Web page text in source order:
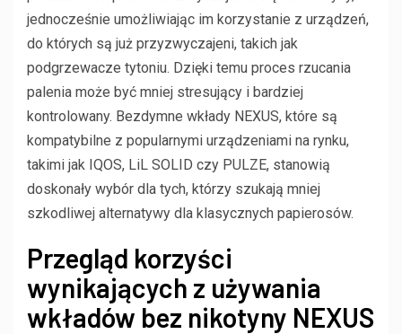
jednocześnie umożliwiając im korzystanie z urządzeń,
do których są już przyzwyczajeni, takich jak
podgrzewacze tytoniu. Dzięki temu proces rzucania
palenia może być mniej stresujący i bardziej
kontrolowany. Bezdymne wkłady NEXUS, które są
kompatybilne z popularnymi urządzeniami na rynku,
takimi jak IQOS, LiL SOLID czy PULZE, stanowią
doskonały wybór dla tych, którzy szukają mniej
szkodliwej alternatywy dla klasycznych papierosów.
Przegląd korzyści
wynikających z używania
wkładów bez nikotyny NEXUS